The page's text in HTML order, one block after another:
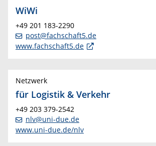
WiWi
+49 201 183-2290
post@fachschaft5.de
www.fachschaft5.de
Netzwerk
für Logistik & Verkehr
+49 203 379-2542
nlv@uni-due.de
www.uni-due.de/nlv